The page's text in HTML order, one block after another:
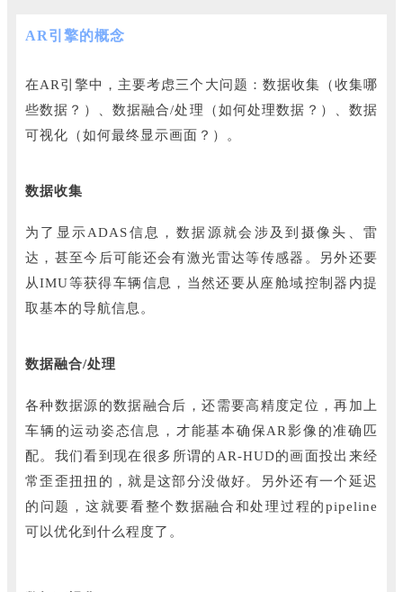
AR引擎的概念
在AR引擎中，主要考虑三个大问题： 数据收集（收集哪
些数据？ ）、数据融合/处理（如何处理数据？ ）、数据
可视化（如何最终显示画面？ ）。
数据收集
为了显示ADAS信息，数据源就会涉及到摄像头、雷
达，甚至今后可能还会有激光雷达等传感器。
另外还要
从IMU等获得车辆信息，当然还要从座舱域控制器内提
取基本的导航信息。
数据融合/处理
各种数据源的数据融合后，还需要高精度定位，再加上
车辆的运动姿态信息，才能基本确保AR影像的准确匹
配。 我们看到现在很多所谓的AR-HUD的画面投出来经
常歪歪扭扭的，就是这部分没做好。
另外还有一个延迟
的问题，这就要看整个数据融合和处理过程的pipeline
可以优化到什么程度了。